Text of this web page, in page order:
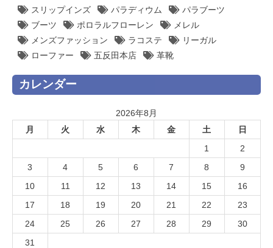
スリップインズ
パラディウム
パラブーツ
ブーツ
ポロラルフローレン
メレル
メンズファッション
ラコステ
リーガル
ローファー
五反田本店 革靴
カレンダー
2026年8月
月
火 水 木 金 土 日
1
2
3
4 5 6 7 8
9
10
11 12 13 14 15
16
17
18 19 20 21 22
23
24
25 26 27 28 29
30
31